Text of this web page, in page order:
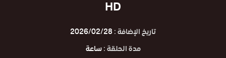
HD
تاريخ الإضافة :2026/02/28
مدة الحلقة :ساعة